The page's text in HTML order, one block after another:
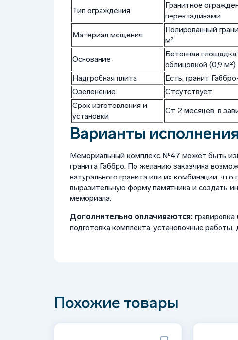
Тип ограждения
Гранитное
перекладинами
Материал мощения
Полированный
м²
Основание
Бетонная
облицовкой (0,9 м²)
Надгробная плита
Есть, гранит
Озеленение
Отсутствует
Срок изготовления и
установки
От 2 месяцев, в
Варианты исполнения
Мемориальный комплекс №47 может быть
гранита Габбро. По желанию заказчика
натурального гранита или их комбинации, что
выразительную форму памятника и создать
мемориала.
Дополнительно оплачиваются:
подготовка комплекта, установочные работы,
Похожие товары